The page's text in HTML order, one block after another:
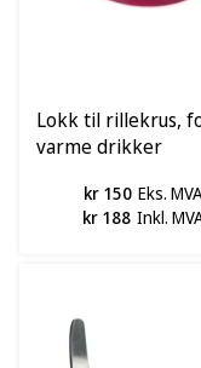
Lokk til rillekrus,
varme drikker
kr 150 Eks. MVA
kr 188 Inkl.